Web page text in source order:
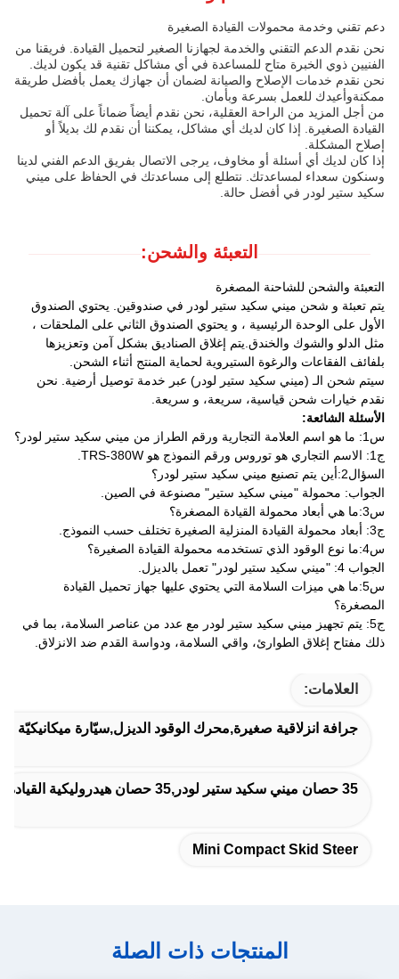
دعم تقني وخدمة محمولات القيادة الصغيرة
نحن نقدم الدعم التقني والخدمة لجهازنا الصغير لتحميل القيادة. فريقنا من
الفنيين ذوي الخبرة متاح للمساعدة في أي مشاكل تقنية قد يكون لديك.
نحن نقدم خدمات الإصلاح والصيانة لضمان أن جهازك يعمل بأفضل طريقة
ممكنةوأعيدك للعمل بسرعة وبأمان.
من أجل المزيد من الراحة العقلية، نحن نقدم أيضاً ضماناً على آلة تحميل
القيادة الصغيرة. إذا كان لديك أي مشاكل، يمكننا أن نقدم لك بديلاً أو
إصلاح المشكلة.
إذا كان لديك أي أسئلة أو مخاوف، يرجى الاتصال بفريق الدعم الفني لدينا
وسنكون سعداء لمساعدتك. نتطلع إلى مساعدتك في الحفاظ على ميني
سكيد ستير لودر في أفضل حالة.
التعبئة والشحن:
التعبئة والشحن للشاحنة المصغرة
يتم تعبئة و شحن ميني سكيد ستير لودر في صندوقين. يحتوي الصندوق
الأول على الوحدة الرئيسية ، و يحتوي الصندوق الثاني على الملحقات ،
مثل الدلو والشوك والخندق.يتم إغلاق الصناديق بشكل آمن وتعزيزها
بلفائف الفقاعات والرغوة الستيروية لحماية المنتج أثناء الشحن.
سيتم شحن الـ (ميني سكيد ستير لودر) عبر خدمة توصيل أرضية. نحن
نقدم خيارات شحن قياسية، سريعة، و سريعة.
الأسئلة الشائعة:
س1: ما هو اسم العلامة التجارية ورقم الطراز من ميني سكيد ستير لودر؟
ج1: الاسم التجاري هو توروس ورقم النموذج هو TRS-380W.
السؤال2:أين يتم تصنيع ميني سكيد ستير لودر؟
الجواب: محمولة "ميني سكيد ستير" مصنوعة في الصين.
س3:ما هي أبعاد محمولة القيادة المصغرة؟
ج3: أبعاد محمولة القيادة المنزلية الصغيرة تختلف حسب النموذج.
س4:ما نوع الوقود الذي تستخدمه محمولة القيادة الصغيرة؟
الجواب 4: "ميني سكيد ستير لودر" تعمل بالديزل.
س5:ما هي ميزات السلامة التي يحتوي عليها جهاز تحميل القيادة
المصغرة؟
ج5: يتم تجهيز ميني سكيد ستير لودر مع عدد من عناصر السلامة، بما في
ذلك مفتاح إغلاق الطوارئ، واقي السلامة، ودواسة القدم ضد الانزلاق.
العلامات:
جرافة انزلاقية صغيرة,محرك الوقود الديزل,سيّارة ميكانيكيّة
35 حصان ميني سكيد ستير لودر,35 حصان هيدروليكية القيادة
Mini Compact Skid Steer
المنتجات ذات الصلة